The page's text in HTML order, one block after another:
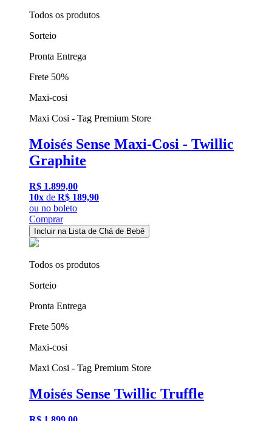
Todos os produtos
Sorteio
Pronta Entrega
Frete 50%
Maxi-cosi
Maxi Cosi - Tag Premium Store
Moisés Sense Maxi-Cosi - Twillic
Graphite
R$ 1.899,00
10x de R$ 189,90
ou no boleto
Comprar
Incluir na Lista de Chá de Bebê
Todos os produtos
Sorteio
Pronta Entrega
Frete 50%
Maxi-cosi
Maxi Cosi - Tag Premium Store
Moisés Sense Twillic Truffle